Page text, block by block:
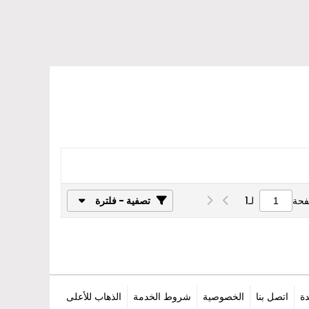
لـ1 تصفية - فلترة
اتصل بنا الخصوصية شروط الخدمة الذهاب للأعلى